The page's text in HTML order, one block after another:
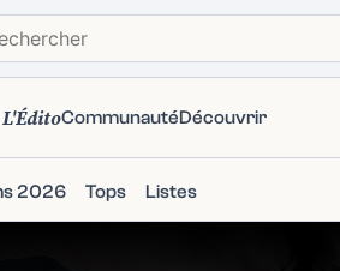
L'ÉditoCommunautéDécouvrir
2026 Tops Listes